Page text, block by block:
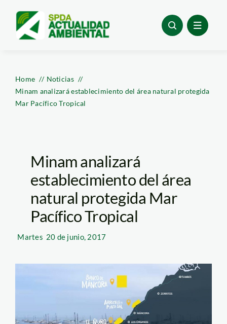
content
Home
Noticias
Minam analizará establecimiento del área natural protegida
Mar Pacífico Tropical
Minam analizará
establecimiento del área
natural protegida Mar
Pacífico Tropical
Martes 20 de junio, 2017